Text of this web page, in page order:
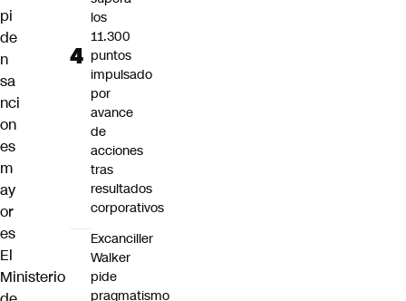
pi
de
n
sa
nci
on
es
m
ay
or
es
El
Ministerio
los
11.300
puntos
impulsado
por
avance
de
acciones
tras
resultados
corporativos
Excanciller
Walker
pide
pragmatismo